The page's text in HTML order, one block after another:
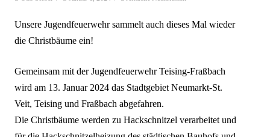
Unsere Jugendfeuerwehr sammelt auch dieses Mal wieder
die Christbäume ein!
Gemeinsam mit der Jugendfeuerwehr Teising-Fraßbach
wird am 13. Januar 2024 das Stadtgebiet Neumarkt-St.
Veit, Teising und Fraßbach abgefahren.
Die Christbäume werden zu Hackschnitzel verarbeitet und